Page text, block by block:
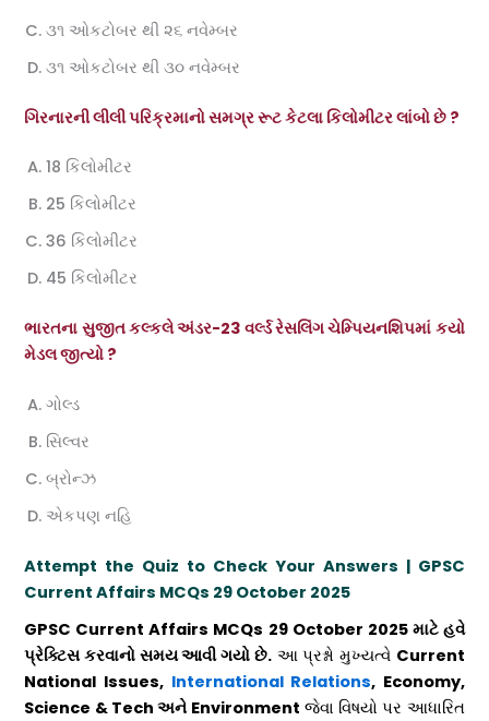
૩૧ ઓકટોબર થી ૨૬ નવેમ્બર
૩૧ ઓકટોબર થી ૩૦ નવેમ્બર
ગિરનારની લીલી પરિક્રમાનો સમગ્ર રૂટ કેટલા કિલોમીટર લાંબો છે ?
18 કિલોમીટર
25 કિલોમીટર
36 કિલોમીટર
45 કિલોમીટર
ભારતના સુજીત કલ્કલે અંડર-23 વર્લ્ડ રેસલિંગ ચેમ્પિયનશિપમાં કયો
મેડલ જીત્યો ?
ગોલ્ડ
સિલ્વર
બ્રોન્ઝ
એકપણ નહિ
Attempt the Quiz to Check Your Answers | GPSC
Current Affairs MCQs 29 October 2025
GPSC Current Affairs MCQs 29 October 2025 માટે હવે
પ્રેક્ટિસ કરવાનો સમય આવી ગયો છે.આ પ્રશ્નો મુખ્યત્વે Current
National Issues, International Relations, Economy,
Science & Tech અને Environment જેવા વિષયો પર આધારિત